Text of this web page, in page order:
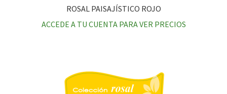
ROSAL PAISAJÍSTICO ROJO
ACCEDE A TU CUENTA PARA VER PRECIOS